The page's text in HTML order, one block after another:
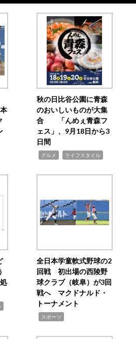
秋の日比谷公園に青森
のおいしいものが大集
合 「んめぇ青森フ
ェス」、9月18日から3
日間
グルメ ライフスタイル
全日本学童軟式野球の2
回戦 初出場の西陵野
球クラブ（岐阜）が3回
戦へ マクドナルド・
トーナメント
スポーツ